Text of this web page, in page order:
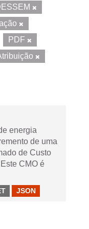
PDF
energia
de uma
de Custo
CMO é
JSON